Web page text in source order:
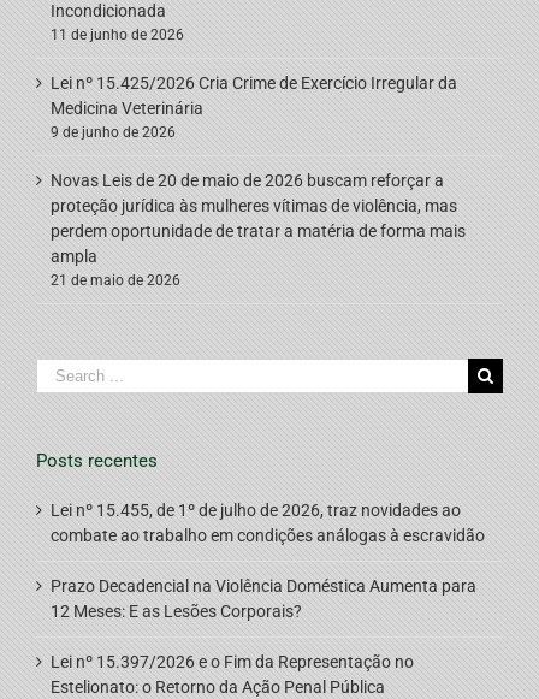
Incondicionada
11 de junho de 2026
Lei nº 15.425/2026 Cria Crime de Exercício Irregular da
Medicina Veterinária
9 de junho de 2026
Novas Leis de 20 de maio de 2026 buscam reforçar a
proteção jurídica às mulheres vítimas de violência, mas
perdem oportunidade de tratar a matéria de forma mais
ampla
21 de maio de 2026
Search
for:
Posts recentes
Lei nº 15.455, de 1º de julho de 2026, traz novidades ao
combate ao trabalho em condições análogas à escravidão
Prazo Decadencial na Violência Doméstica Aumenta para
12 Meses: E as Lesões Corporais?
Lei nº 15.397/2026 e o Fim da Representação no
Estelionato: o Retorno da Ação Penal Pública